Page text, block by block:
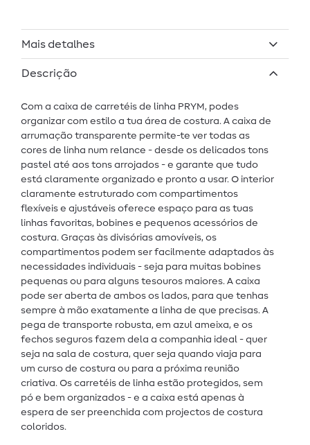
Mais detalhes
Descrição
Com a caixa de carretéis de linha PRYM, podes
organizar com estilo a tua área de costura. A caixa de
arrumação transparente permite-te ver todas as
cores de linha num relance - desde os delicados tons
pastel até aos tons arrojados - e garante que tudo
está claramente organizado e pronto a usar. O interior
claramente estruturado com compartimentos
flexíveis e ajustáveis oferece espaço para as tuas
linhas favoritas, bobines e pequenos acessórios de
costura. Graças às divisórias amovíveis, os
compartimentos podem ser facilmente adaptados às
necessidades individuais - seja para muitas bobines
pequenas ou para alguns tesouros maiores. A caixa
pode ser aberta de ambos os lados, para que tenhas
sempre à mão exatamente a linha de que precisas. A
pega de transporte robusta, em azul ameixa, e os
fechos seguros fazem dela a companhia ideal - quer
seja na sala de costura, quer seja quando viaja para
um curso de costura ou para a próxima reunião
criativa. Os carretéis de linha estão protegidos, sem
pó e bem organizados - e a caixa está apenas à
espera de ser preenchida com projectos de costura
coloridos.